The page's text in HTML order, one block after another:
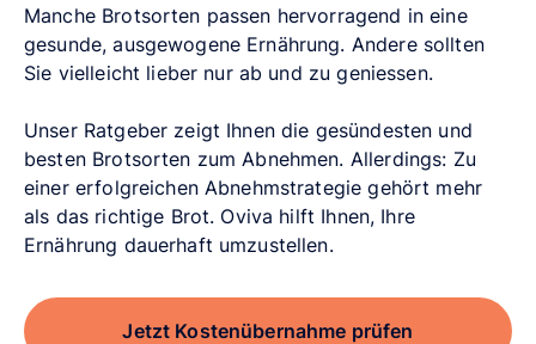
Manche Brotsorten passen hervorragend in eine
gesunde, ausgewogene Ernährung. Andere sollten
Sie vielleicht lieber nur ab und zu geniessen.
Unser Ratgeber zeigt Ihnen die gesündesten und
besten Brotsorten zum Abnehmen. Allerdings: Zu
einer erfolgreichen Abnehmstrategie gehört mehr
als das richtige Brot. Oviva hilft Ihnen, Ihre
Ernährung dauerhaft umzustellen.
Jetzt Kostenübernahme prüfen